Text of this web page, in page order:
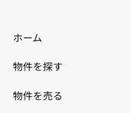
ホーム
物件を探す
物件を売る